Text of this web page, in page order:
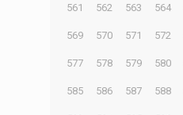
561 562 563 564
569 570 571 572
577 578 579 580
585 586 587 588